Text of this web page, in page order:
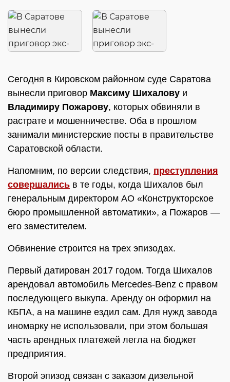
Сегодня в Кировском районном суде Саратова
вынесли приговор Максиму Шихалову и
Владимиру Пожарову, которых обвиняли в
растрате и мошенничестве. Оба в прошлом
занимали министерские посты в правительстве
Саратовской области.
Напомним, по версии следствия, преступления
совершались в те годы, когда Шихалов был
генеральным директором АО «Конструкторское
бюро промышленной автоматики», а Пожаров —
его заместителем.
Обвинение строится на трех эпизодах.
Первый датирован 2017 годом. Тогда Шихалов
арендовал автомобиль Mercedes-Benz с правом
последующего выкупа. Аренду он оформил на
КБПА, а на машине ездил сам. Для нужд завода
иномарку не использовали, при этом большая
часть арендных платежей легла на бюджет
предприятия.
Второй эпизод связан с заказом дизельной